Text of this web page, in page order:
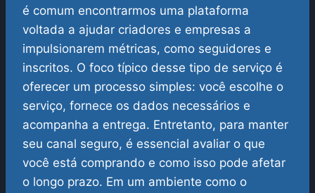
é comum encontrarmos uma plataforma
voltada a ajudar criadores e empresas a
impulsionarem métricas, como seguidores e
inscritos. O foco típico desse tipo de serviço é
oferecer um processo simples: você escolhe o
serviço, fornece os dados necessários e
acompanha a entrega. Entretanto, para manter
seu canal seguro, é essencial avaliar o que
você está comprando e como isso pode afetar
o longo prazo. Em um ambiente como o